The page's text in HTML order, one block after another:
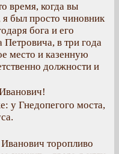
время, когда вы
был просто чиновник
бога и его
Петровича, в три года
место и казенную
должности и
у Гнедопегого моста,
торопливо